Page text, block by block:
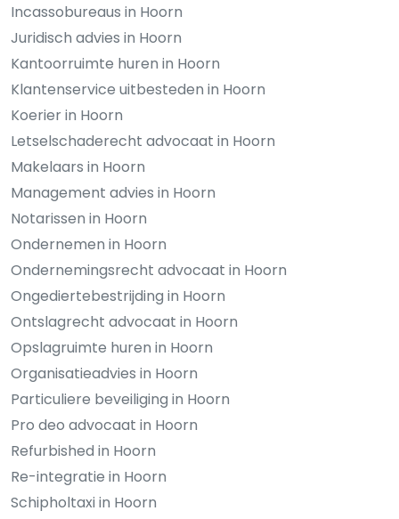
Incassobureaus in Hoorn
Juridisch advies in Hoorn
Kantoorruimte huren in Hoorn
Klantenservice uitbesteden in Hoorn
Koerier in Hoorn
Letselschaderecht advocaat in Hoorn
Makelaars in Hoorn
Management advies in Hoorn
Notarissen in Hoorn
Ondernemen in Hoorn
Ondernemingsrecht advocaat in Hoorn
Ongediertebestrijding in Hoorn
Ontslagrecht advocaat in Hoorn
Opslagruimte huren in Hoorn
Organisatieadvies in Hoorn
Particuliere beveiliging in Hoorn
Pro deo advocaat in Hoorn
Refurbished in Hoorn
Re-integratie in Hoorn
Schipholtaxi in Hoorn